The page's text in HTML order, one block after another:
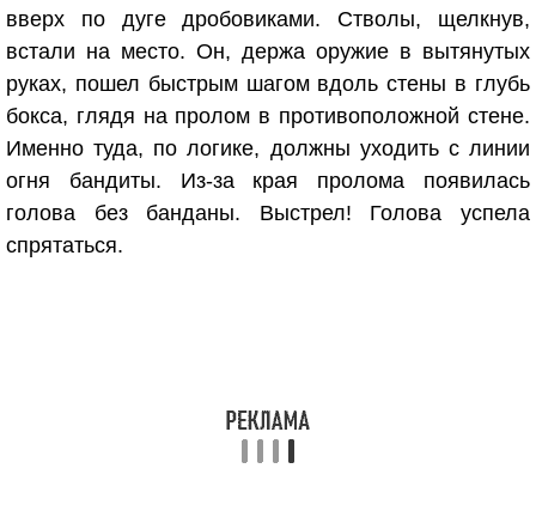
вверх по дуге дробовиками. Стволы, щелкнув,
встали на место. Он, держа оружие в вытянутых
руках, пошел быстрым шагом вдоль стены в глубь
бокса, глядя на пролом в противоположной стене.
Именно туда, по логике, должны уходить с линии
огня бандиты. Из-за края пролома появилась
голова без банданы. Выстрел! Голова успела
спрятаться.